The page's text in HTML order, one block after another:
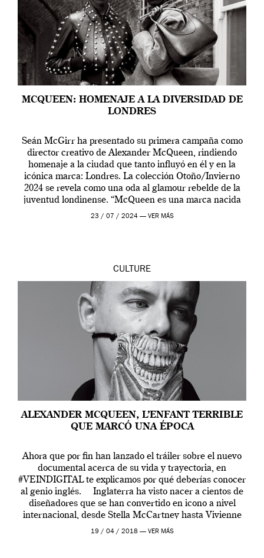
MCQUEEN: HOMENAJE A LA DIVERSIDAD DE
LONDRES
Seán McGirr ha presentado su primera campaña como
director creativo de Alexander McQueen, rindiendo
homenaje a la ciudad que tanto influyó en él y en la
icónica marca: Londres. La colección Otoño/Invierno
2024 se revela como una oda al glamour rebelde de la
juventud londinense. “McQueen es una marca nacida
en Londres y siempre ha […]
23 / 07 / 2024 — VER MÁS
CULTURE
ALEXANDER MCQUEEN, L’ENFANT TERRIBLE
QUE MARCÓ UNA ÉPOCA
Ahora que por fin han lanzado el tráiler sobre el nuevo
documental acerca de su vida y trayectoria, en
#VEINDIGITAL te explicamos por qué deberías conocer
al genio inglés. Inglaterra ha visto nacer a cientos de
diseñadores que se han convertido en icono a nivel
internacional, desde Stella McCartney hasta Vivienne
Westwood pasando […]
19 / 04 / 2018 — VER MÁS